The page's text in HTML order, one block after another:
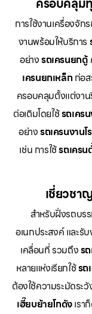
การใช้งานเครื่องจั
งานพร้อมให้บริการ
อย่างรถเครนยกตู้
เครนยกเหล็กก่อส
ครอบคลุมตั้งแต่งาน
ต่อเติมโดยใช้รถเคร
อย่างรถเครนงานโ
เช่น การใช้รถเครน
เชี่ยวชา
สำหรับฝั่งรถบร
อเนกประสงค์ และรั
เคลื่อนที่ รวมถึงร
หลายแห่งเรียกใช้รถ
ต้องใช้ความระมัดระ
เฮี๊ยบย้ายโกดังเรา